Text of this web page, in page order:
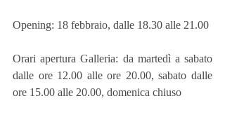
Opening: 18 febbraio, dalle 18.30 alle 21.00
Orari apertura Galleria: da martedì a sabato
dalle ore 12.00 alle ore 20.00, sabato dalle
ore 15.00 alle 20.00, domenica chiuso